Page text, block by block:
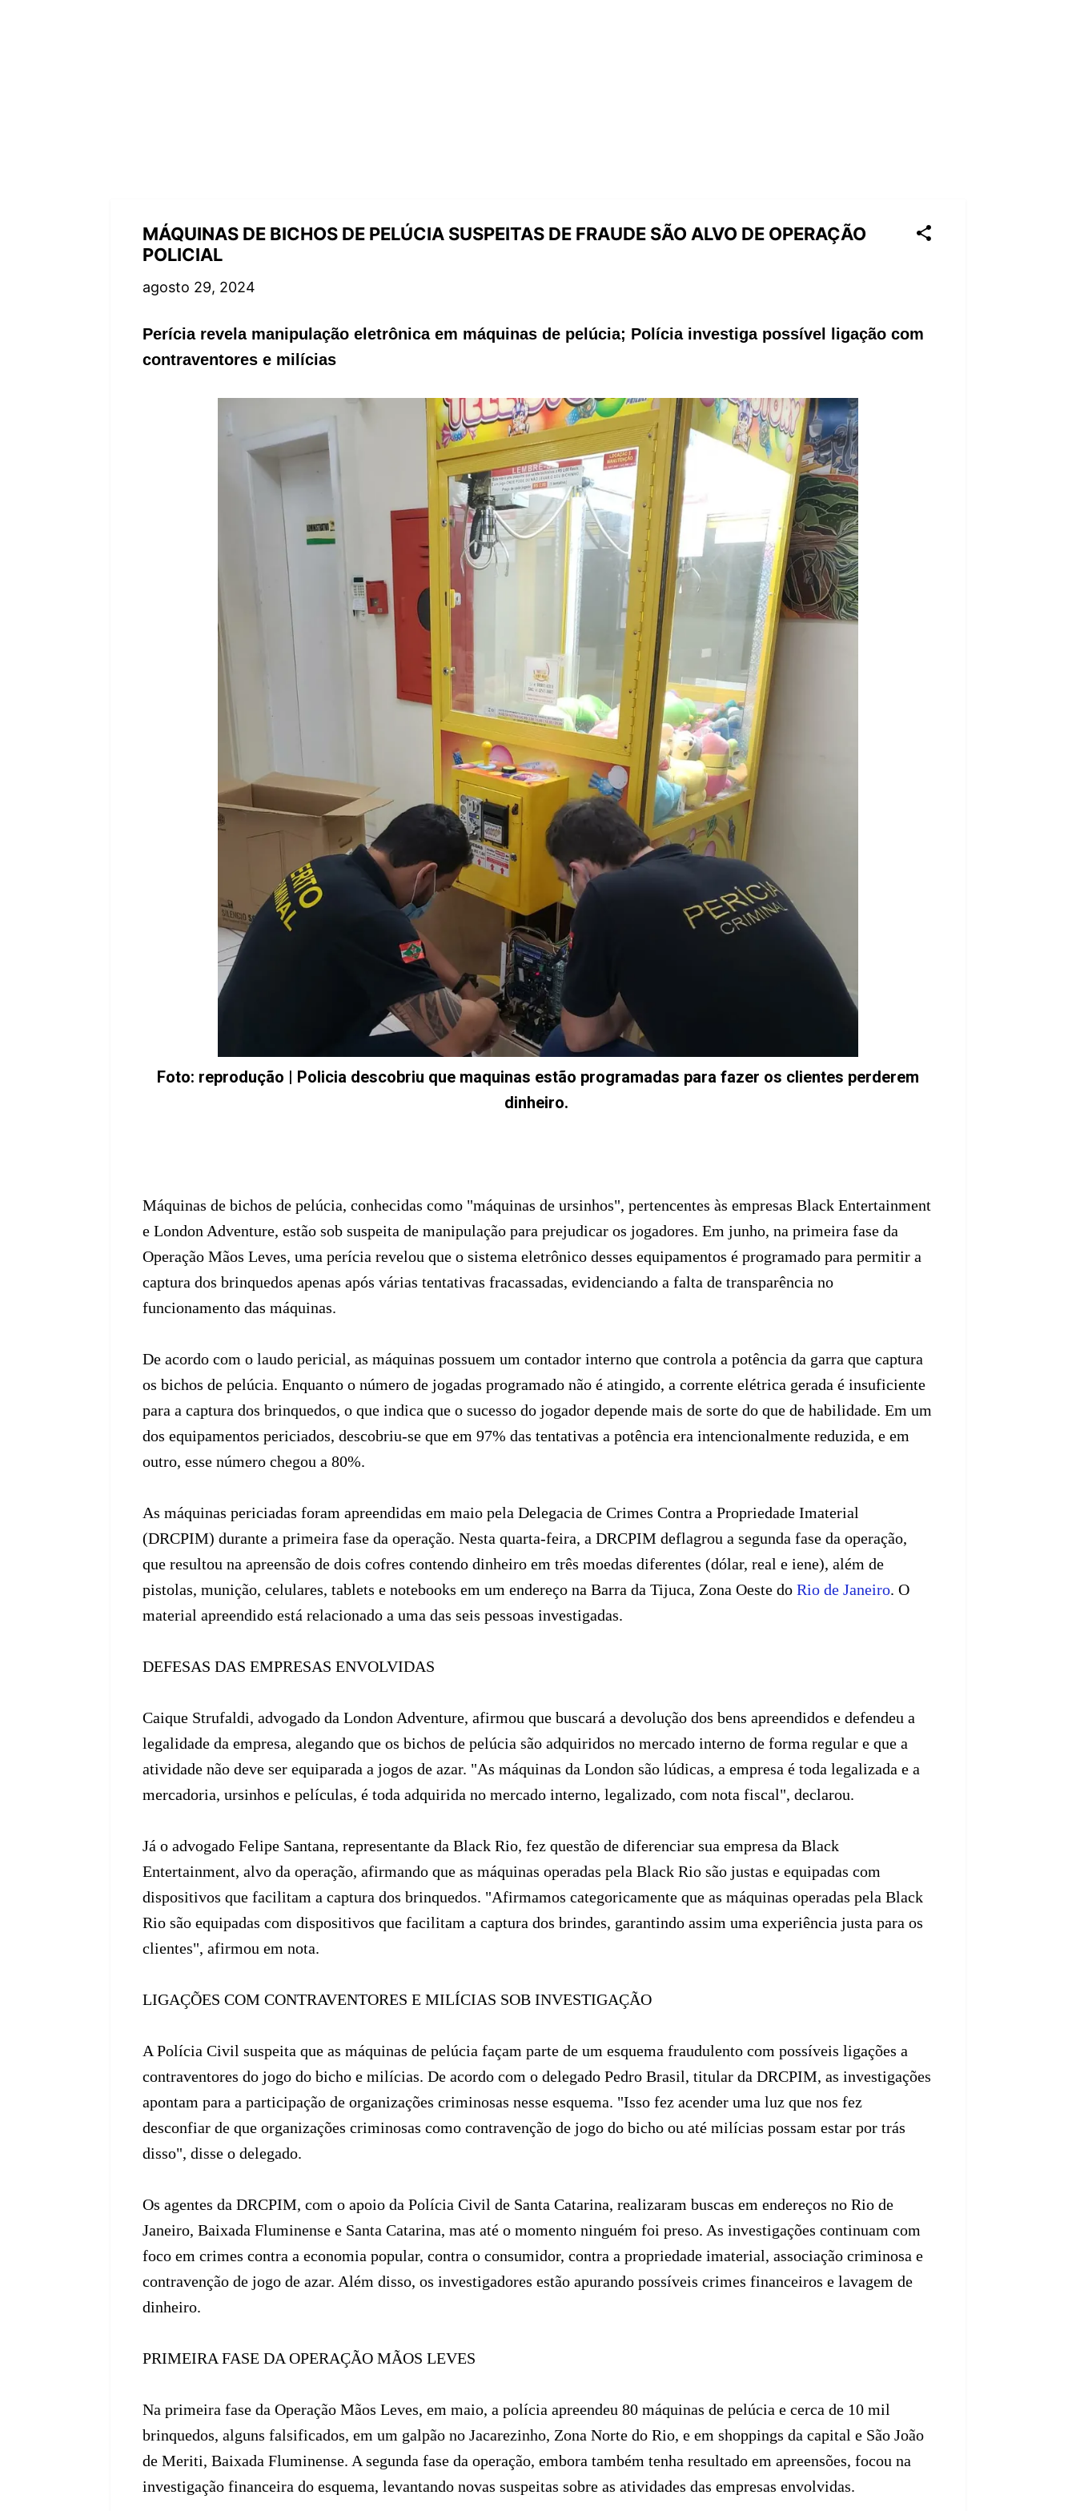
MÁQUINAS DE BICHOS DE PELÚCIA SUSPEITAS DE FRAUDE SÃO ALVO DE OPERAÇÃO
POLICIAL
agosto 29, 2024
Perícia revela manipulação eletrônica em máquinas de pelúcia; Polícia investiga possível ligação com
contraventores e milícias
Foto: reprodução | Policia descobriu que maquinas estão programadas para fazer os clientes perderem
dinheiro.
Máquinas de bichos de pelúcia, conhecidas como "máquinas de ursinhos", pertencentes às empresas Black Entertainment
e London Adventure, estão sob suspeita de manipulação para prejudicar os jogadores. Em junho, na primeira fase da
Operação Mãos Leves, uma perícia revelou que o sistema eletrônico desses equipamentos é programado para permitir a
captura dos brinquedos apenas após várias tentativas fracassadas, evidenciando a falta de transparência no
funcionamento das máquinas.
De acordo com o laudo pericial, as máquinas possuem um contador interno que controla a potência da garra que captura
os bichos de pelúcia. Enquanto o número de jogadas programado não é atingido, a corrente elétrica gerada é insuficiente
para a captura dos brinquedos, o que indica que o sucesso do jogador depende mais de sorte do que de habilidade. Em um
dos equipamentos periciados, descobriu-se que em 97% das tentativas a potência era intencionalmente reduzida, e em
outro, esse número chegou a 80%.
As máquinas periciadas foram apreendidas em maio pela Delegacia de Crimes Contra a Propriedade Imaterial
(DRCPIM) durante a primeira fase da operação. Nesta quarta-feira, a DRCPIM deflagrou a segunda fase da operação,
que resultou na apreensão de dois cofres contendo dinheiro em três moedas diferentes (dólar, real e iene), além de
pistolas, munição, celulares, tablets e notebooks em um endereço na Barra da Tijuca, Zona Oeste do Rio de Janeiro. O
material apreendido está relacionado a uma das seis pessoas investigadas.
DEFESAS DAS EMPRESAS ENVOLVIDAS
Caique Strufaldi, advogado da London Adventure, afirmou que buscará a devolução dos bens apreendidos e defendeu a
legalidade da empresa, alegando que os bichos de pelúcia são adquiridos no mercado interno de forma regular e que a
atividade não deve ser equiparada a jogos de azar. "As máquinas da London são lúdicas, a empresa é toda legalizada e a
mercadoria, ursinhos e películas, é toda adquirida no mercado interno, legalizado, com nota fiscal", declarou.
Já o advogado Felipe Santana, representante da Black Rio, fez questão de diferenciar sua empresa da Black
Entertainment, alvo da operação, afirmando que as máquinas operadas pela Black Rio são justas e equipadas com
dispositivos que facilitam a captura dos brinquedos. "Afirmamos categoricamente que as máquinas operadas pela Black
Rio são equipadas com dispositivos que facilitam a captura dos brindes, garantindo assim uma experiência justa para os
clientes", afirmou em nota.
LIGAÇÕES COM CONTRAVENTORES E MILÍCIAS SOB INVESTIGAÇÃO
A Polícia Civil suspeita que as máquinas de pelúcia façam parte de um esquema fraudulento com possíveis ligações a
contraventores do jogo do bicho e milícias. De acordo com o delegado Pedro Brasil, titular da DRCPIM, as investigações
apontam para a participação de organizações criminosas nesse esquema. "Isso fez acender uma luz que nos fez
desconfiar de que organizações criminosas como contravenção de jogo do bicho ou até milícias possam estar por trás
disso", disse o delegado.
Os agentes da DRCPIM, com o apoio da Polícia Civil de Santa Catarina, realizaram buscas em endereços no Rio de
Janeiro, Baixada Fluminense e Santa Catarina, mas até o momento ninguém foi preso. As investigações continuam com
foco em crimes contra a economia popular, contra o consumidor, contra a propriedade imaterial, associação criminosa e
contravenção de jogo de azar. Além disso, os investigadores estão apurando possíveis crimes financeiros e lavagem de
dinheiro.
PRIMEIRA FASE DA OPERAÇÃO MÃOS LEVES
Na primeira fase da Operação Mãos Leves, em maio, a polícia apreendeu 80 máquinas de pelúcia e cerca de 10 mil
brinquedos, alguns falsificados, em um galpão no Jacarezinho, Zona Norte do Rio, e em shoppings da capital e São João
de Meriti, Baixada Fluminense. A segunda fase da operação, embora também tenha resultado em apreensões, focou na
investigação financeira do esquema, levantando novas suspeitas sobre as atividades das empresas envolvidas.